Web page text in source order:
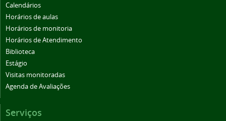
Calendários
Horários de aulas
Horários de monitoria
Horários de Atendimento
Biblioteca
Estágio
Visitas monitoradas
Agenda de Avaliações
Serviços